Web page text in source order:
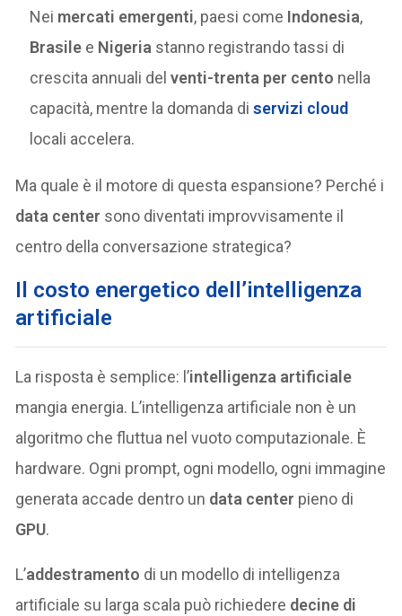
Nei mercati emergenti, paesi come Indonesia,
Brasile e Nigeria stanno registrando tassi di
crescita annuali delventi-trenta per cento nella
capacità, mentre la domanda diservizi cloud
locali accelera.
Ma quale è il motore di questa espansione? Perché i
data center sono diventati improvvisamente il
centro della conversazione strategica?
Il costo energetico dell’intelligenza
artificiale
La risposta è semplice: l’intelligenza artificiale
mangia energia. L’intelligenza artificiale non è un
algoritmo che fluttua nel vuoto computazionale. È
hardware. Ogni prompt, ogni modello, ogni immagine
generata accade dentro un data center pieno di
GPU.
L’addestramento di un modello di intelligenza
artificiale su larga scala può richiedere decine di